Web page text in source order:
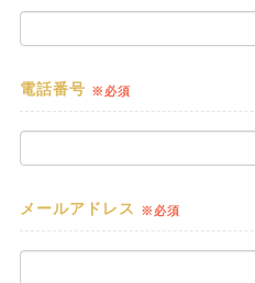
電話番号 ※必須
メールアドレス ※必須